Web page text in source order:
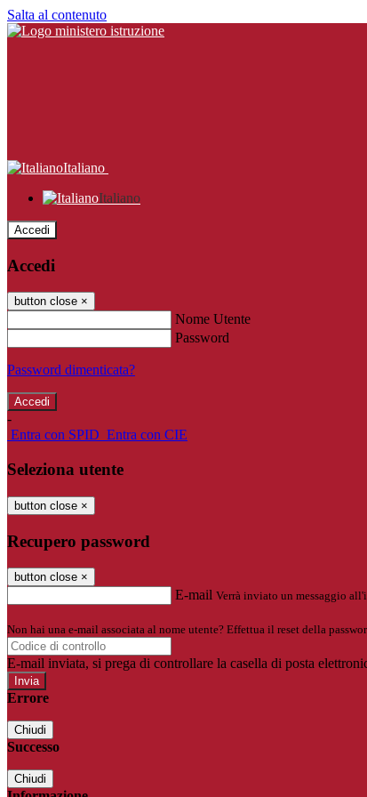
Salta al contenuto
Italiano
Italiano
Accedi
Accedi
button close ×
Nome Utente
Password
Password dimenticata?
-
Entra con SPID Entra con CIE
Seleziona utente
button close ×
Recupero password
button close ×
E-mail Verrà inviato un messaggio
Non hai una e-mail associata al nome utente? Effettua il reset della
E-mail inviata, si prega di controllare la casella di posta
Errore
Chiudi
Successo
Chiudi